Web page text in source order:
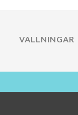
VALLNINGAR